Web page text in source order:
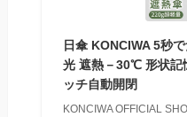
日傘 KONCIWA 5秒
光 遮熱－30℃ 形状記
ッチ自動開閉
KONCIWA OFFICIAL